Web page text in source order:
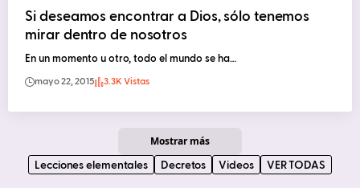
Si deseamos encontrar a Dios, sólo tenemos
mirar dentro de nosotros
En un momento u otro, todo el mundo se ha…
mayo 22, 2015 3.3K Vistas
Mostrar más
Lecciones elementales Decretos Videos VER TODAS